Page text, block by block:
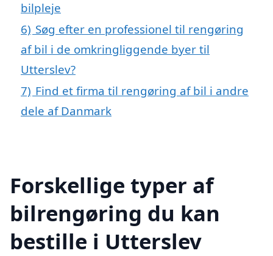
bilpleje
6) Søg efter en professionel til rengøring
af bil i de omkringliggende byer til
Utterslev?
7) Find et firma til rengøring af bil i andre
dele af Danmark
Forskellige typer af
bilrengøring du kan
bestille i Utterslev